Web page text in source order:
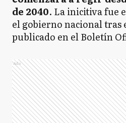
de 2040. La inicitiva fue
el gobierno nacional tras
publicado en el Boletín
Ads